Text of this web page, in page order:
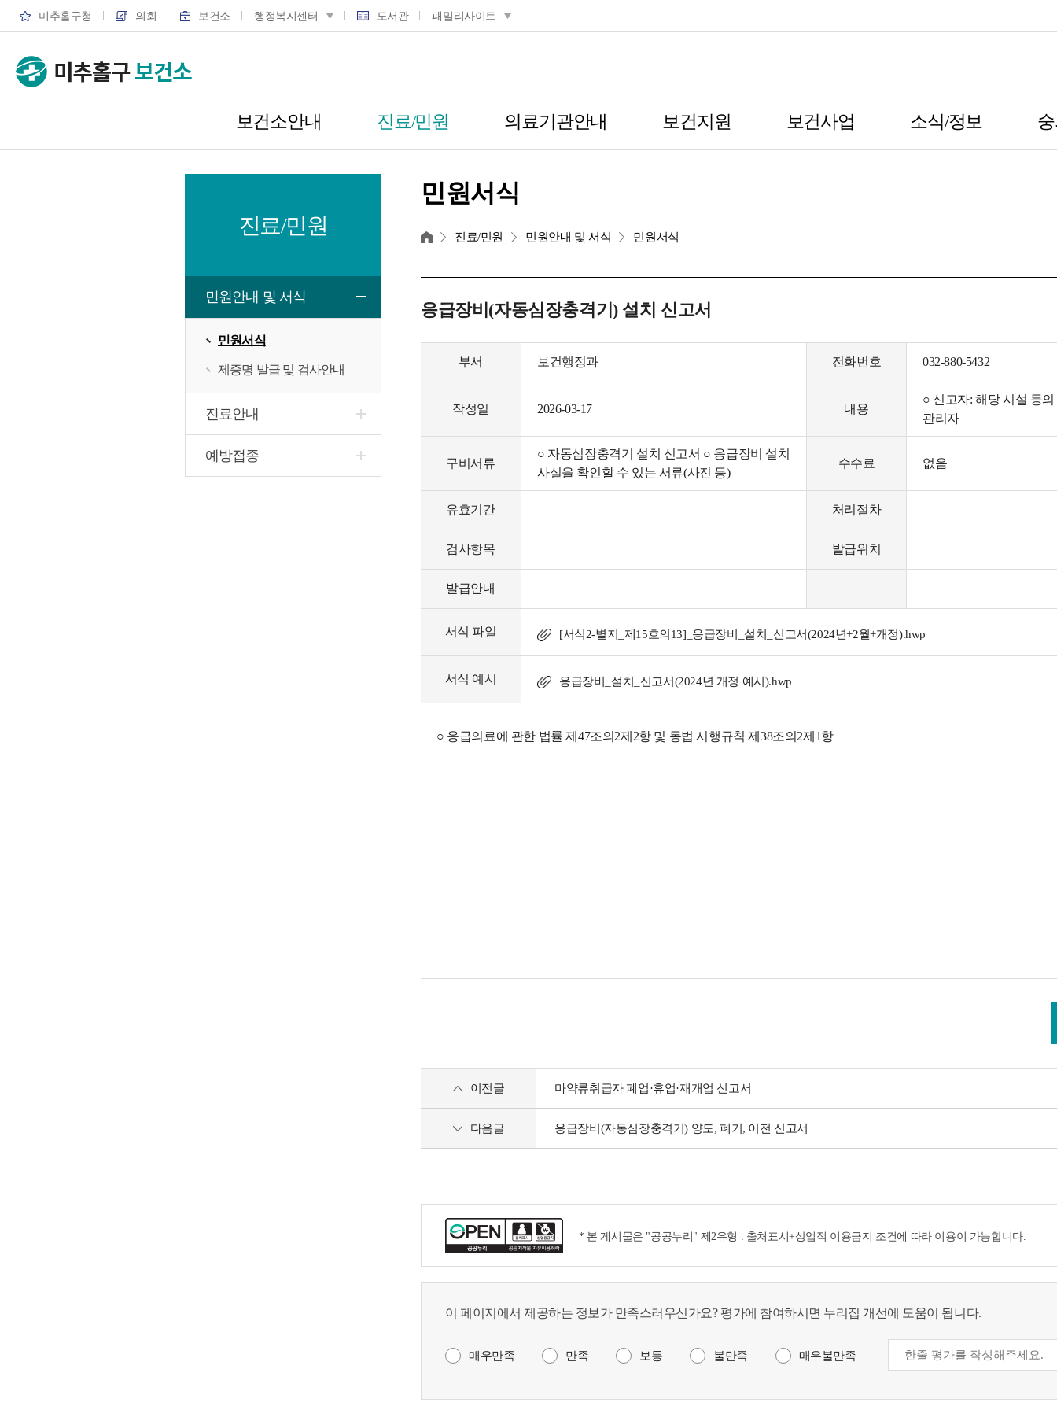
미추홀구청 의회 보건소 행정복지센터 도서관 패밀리사이트
보건소안내 진료/민원 의료기관안내 보건지원 보건사업 소식/정보
진료/민원
민원안내 및 서식
민원서식
제증명 발급 및 검사안내
진료안내
예방접종
민원서식
홈 진료/민원 민원안내 및 서식 민원서식
응급장비(자동심장충격기) 설치 신고서
부서 보건행정과 전화번호 032-880-5432
작성일 2026-03-17 내용
○ 신고자: 해당 시설 등
관리자
구비서류
○ 자동심장충격기 설치 신고서 ○ 응급장비 설치
사실을 확인할 수 있는 서류(사진 등)
수수료 없음
유효기간 처리절차
검사항목 발급위치
발급안내
서식 파일 [서식2-별지_제15호의13]_응급장비_설치_신고서(2024년+2월+개정).hwp
서식 예시 응급장비_설치_신고서(2024년 개정 예시).hwp
○ 응급의료에 관한 법률 제47조의2제2항 및 동법 시행규칙 제38조의2제1항
이전글 마약류취급자 폐업·휴업·재개업 신고서
다음글 응급장비(자동심장충격기) 양도, 폐기, 이전 신고서
* 본 게시물은 "공공누리" 제2유형 : 출처표시+상업적 이용금지 조건에 따라 이용이 가능합니다.
이 페이지에서 제공하는 정보가 만족스러우신가요? 평가에 참여하시면 누리집 개선에 도움이 됩니다.
매우만족 만족 보통 불만족 매우불만족